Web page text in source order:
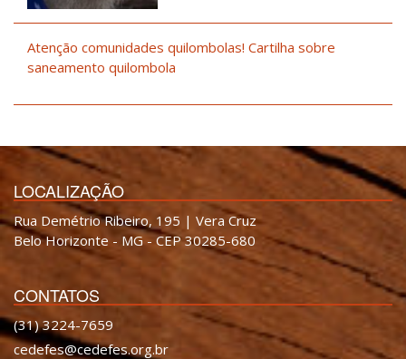
Atenção comunidades quilombolas! Cartilha sobre
saneamento quilombola
LOCALIZAÇÃO
Rua Demétrio Ribeiro, 195 | Vera Cruz
Belo Horizonte - MG - CEP 30285-680
CONTATOS
(31) 3224-7659
cedefes@cedefes.org.br